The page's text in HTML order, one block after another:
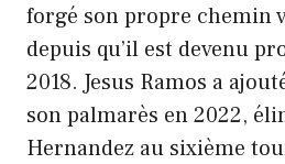
forgé son propre chemin
depuis qu’il est devenu
2018. Jesus Ramos a
son palmarès en 2022,
Hernandez au sixième